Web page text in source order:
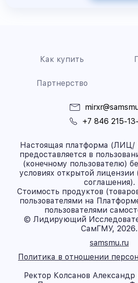
Как купить
Партнерство
+7 846 215-
Настоящая платформа (ЛИЦ/
предоставляется в
(конечному пользователю)
условиях открытой лицензии
соглашения).
Стоимость продуктов
пользователями на
пользователями
© Лидирующий
СамГМУ, 2026.
samsmu.ru
Политика в отношении
Ректор Колсанов